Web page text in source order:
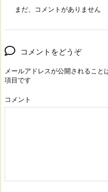
まだ、コメントがありません
コメントをどうぞ
メールアドレスが公開されること
項目です
コメント